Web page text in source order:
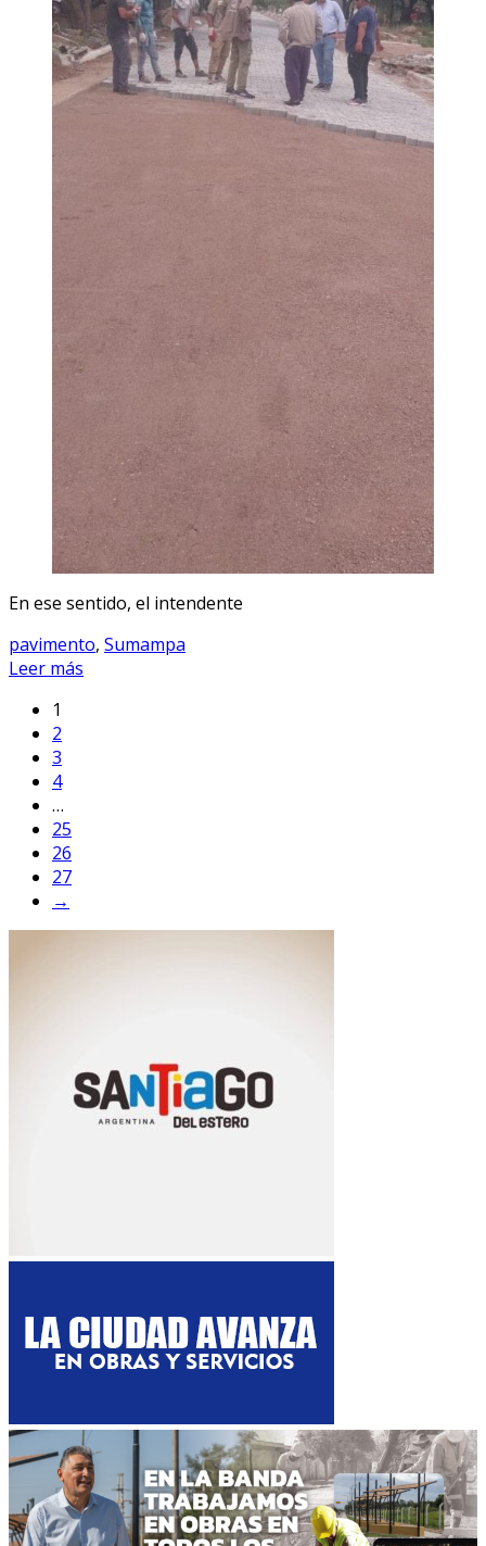
En ese sentido, el intendente
pavimento, Sumampa
Leer más
1
2
3
4
…
25
26
27
→